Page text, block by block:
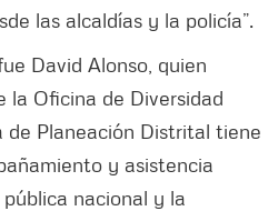
las alcaldías y la policía”.
David Alonso, quien
la Oficina de Diversidad
de Planeación Distrital tiene
y asistencia
nacional y la